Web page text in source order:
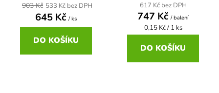
533 Kč bez DPH
645 Kč / ks
903 Kč
DO KOŠÍKU
617 Kč bez DPH
747 Kč / balení
Měrná
cena:
0,15 Kč / 1 ks
DO KOŠÍKU